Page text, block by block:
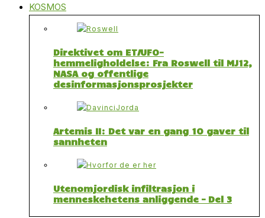
KOSMOS
Direktivet om ET/UFO-
hemmeligholdelse: Fra Roswell til MJ12,
NASA og offentlige
desinformasjonsprosjekter
Artemis II: Det var en gang 10 gaver til
sannheten
Utenomjordisk infiltrasjon i
menneskehetens anliggende – Del 3